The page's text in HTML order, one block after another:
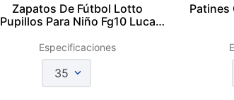
Zapatos De Fútbol Lotto
Pupillos Para Niño Fg10 Luca
Especificaciones
35
Patines